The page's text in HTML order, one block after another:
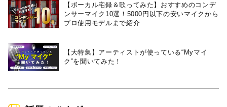
【ボーカル宅録＆歌ってみた】おすすめのコンデ
ンサーマイク10選！5000円以下の安いマイクから
プロ使用モデルまで紹介
【大特集】アーティストが使っている“Myマイ
ク”を聞いてみた！